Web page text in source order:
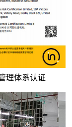
理体系认证